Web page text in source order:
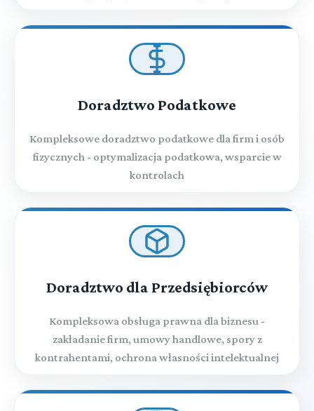
Doradztwo Podatkowe
Kompleksowe doradztwo podatkowe dla firm i osób
fizycznych - optymalizacja podatkowa, wsparcie w
kontrolach
Doradztwo dla Przedsiębiorców
Kompleksowa obsługa prawna dla biznesu -
zakładanie firm, umowy handlowe, spory z
kontrahentami, ochrona własności intelektualnej